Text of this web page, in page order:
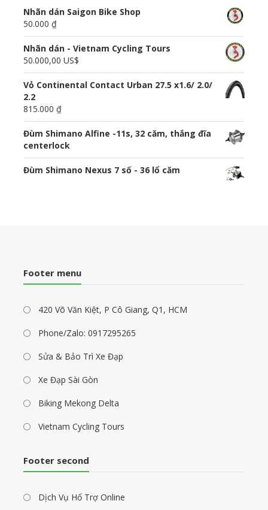
Nhãn dán Saigon Bike Shop
50.000 ₫
Nhãn dán - Vietnam Cycling Tours
50.000,00 US$
Vỏ Continental Contact Urban 27.5 x1.6/ 2.0/
2.2
815.000 ₫
Đùm Shimano Alfine -11s, 32 căm, thắng đĩa
centerlock
Đùm Shimano Nexus 7 số - 36 lổ căm
Footer menu
420 Võ Văn Kiệt, P Cô Giang, Q1, HCM
Phone/Zalo: 0917295265
Sửa & Bảo Trì Xe Đạp
Xe Đạp Sài Gòn
Biking Mekong Delta
Vietnam Cycling Tours
Footer second
Dịch Vụ Hổ Trợ Online